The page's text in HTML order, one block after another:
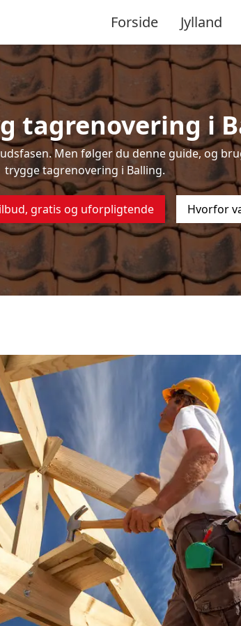
Forside Jylland
tagrenovering i
Men følger du denne guide, og
trygge tagrenovering i Balling.
gratis og uforpligtende Hvorfor